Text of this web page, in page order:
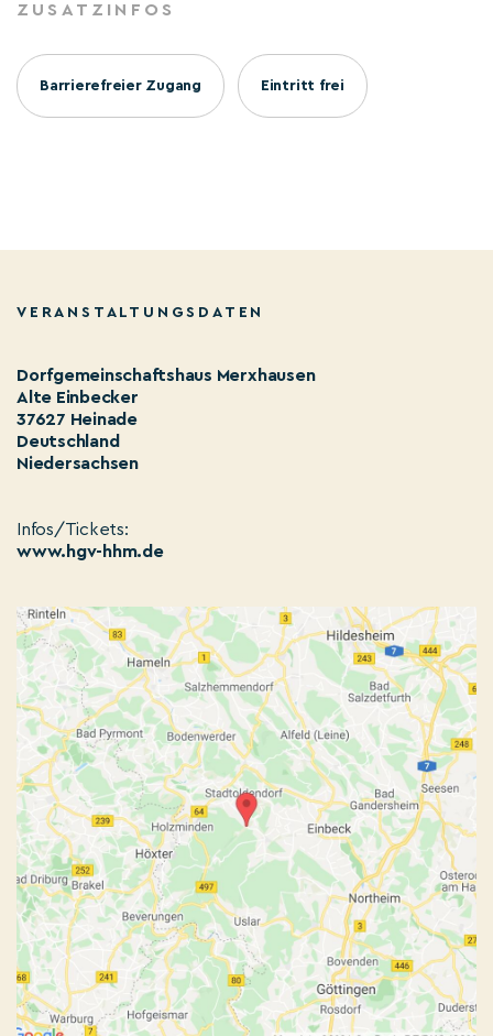
ZUSATZINFOS
Barrierefreier Zugang Eintritt frei
VERANSTALTUNGSDATEN
Dorfgemeinschaftshaus Merxhausen
Alte Einbecker
37627 Heinade
Deutschland
Niedersachsen
Infos/Tickets:
www.hgv-hhm.de